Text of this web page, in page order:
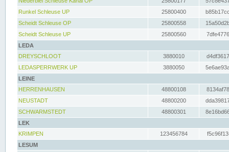
Runkel Schleuse UP
25800400
Scheidt Schleuse OP
25800558
Scheidt Schleuse UP
25800560
LEDA
DREYSCHLOOT
3880010
LEDASPERRWERK UP
3880050
LEINE
HERRENHAUSEN
48800108
NEUSTADT
48800200
SCHWARMSTEDT
48800301
LEK
KRIMPEN
123456784
LESUM